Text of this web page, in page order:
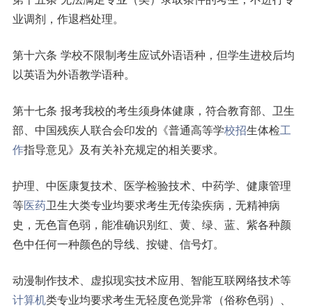
业调剂，作退档处理。
第十六条 学校不限制考生应试外语语种，但学生进校后均
以英语为外语教学语种。
第十七条 报考我校的考生须身体健康，符合教育部、卫生
部、中国残疾人联合会印发的《普通高等学校招生体检工
作指导意见》及有关补充规定的相关要求。
护理、中医康复技术、医学检验技术、中药学、健康管理
等医药卫生大类专业均要求考生无传染疾病，无精神病
史，无色盲色弱，能准确识别红、黄、绿、蓝、紫各种颜
色中任何一种颜色的导线、按键、信号灯。
动漫制作技术、虚拟现实技术应用、智能互联网络技术等
计算机类专业均要求考生无轻度色觉异常（俗称色弱）、